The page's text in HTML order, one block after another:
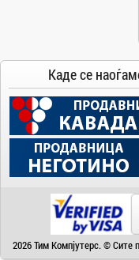
CoolerMaster
Cooper&Hunter
Creative
D-Link
Каде се
2026 Тим Компјутерс. © Сите